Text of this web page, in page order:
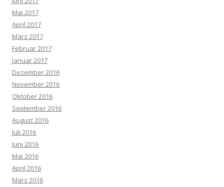
Mai 2017
April 2017
März 2017
Februar 2017
Januar 2017
Dezember 2016
November 2016
Oktober 2016
September 2016
August 2016
Juli 2016
Juni 2016
Mai 2016
April 2016
März 2016